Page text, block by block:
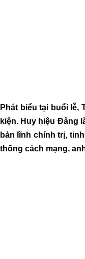
Phát biểu tại buổi
kiện. Huy hiệu Đảng
bản lĩnh chính trị,
thống cách mạng,